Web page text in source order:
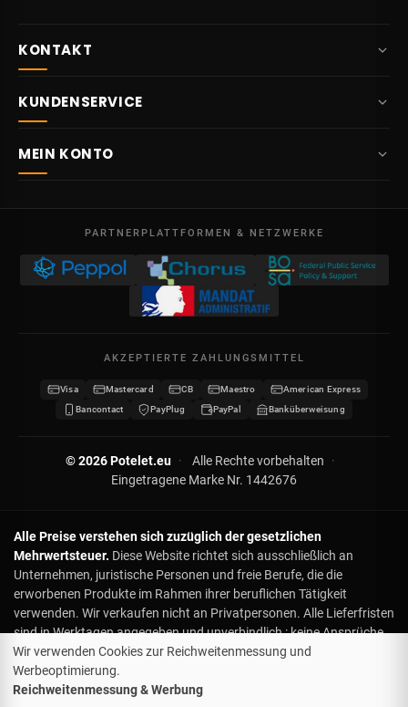
KONTAKT
4710 Lontzen
Mo – Fr
09:00 – 17:00
USt-IdNr. BE 0641.740.320 - Lüttich
KUNDENSERVICE
Lieferung
AGB
Rechtliche Hinweise
Datenschutz
MEIN KONTO
Meine Gutschriften
Meine Gutscheine
Wiederverkäufer werden
PARTNERPLATTFORMEN & NETZWERKE
AKZEPTIERTE ZAHLUNGSMITTEL
Visa Mastercard CB Maestro
American Express
Bancontact
PayPlug PayPal Banküberweisung
© 2026 Potelet.eu · Alle Rechte vorbehalten
·
Eingetragene Marke Nr. 1442676
Alle Preise verstehen sich zuzüglich der gesetzlichen
Mehrwertsteuer. Diese Website richtet sich ausschließlich an
Unternehmen, juristische Personen und freie Berufe, die die
erworbenen Produkte im Rahmen ihrer beruflichen Tätigkeit
verwenden. Wir verkaufen nicht an Privatpersonen. Alle Lieferfristen
sind in Werktagen angegeben und unverbindlich : keine Ansprüche
oder Rückerstattungen bei Verzögerung. Für Lieferungen zu einem
bestimmten Datum, bitte kontaktieren Sie uns vorab. Obwohl die
Lieferung ab 500 € kostenlos ist, entstehen bei Sonderwünschen
Wir verwenden Cookies zur Reichweitenmessung und
Werbeoptimierung.
Reichweitenmessung & Werbung